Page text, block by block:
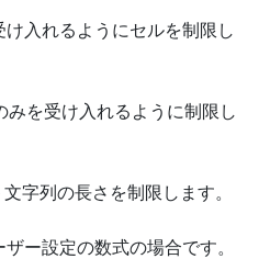
入れるようにセルを制限し
を受け入れるように制限し
文字列の長さを制限します。
ザー設定の数式の場合です。